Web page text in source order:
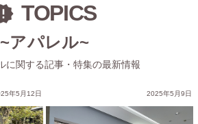
TOPICS
~アパレル~
に関する記事・特集の最新情報
年5月12日 2025年5月9日